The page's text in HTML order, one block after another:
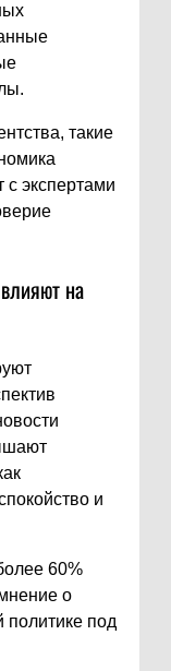
такие
с экспертами
на
и
60%
о
политике под